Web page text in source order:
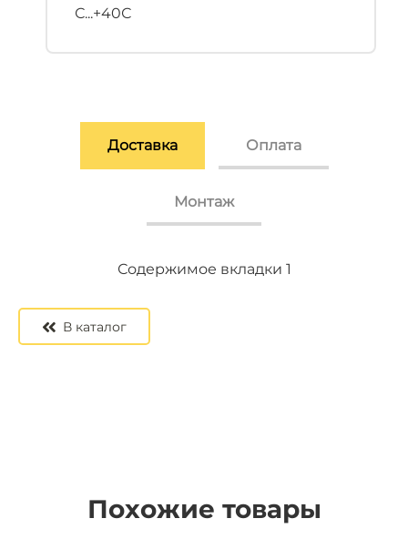
С...+40С
Доставка Оплата
Монтаж
Содержимое вкладки 1
Содержимое вкладки 2
Содержимое вкладки 3
В каталог
Похожие товары